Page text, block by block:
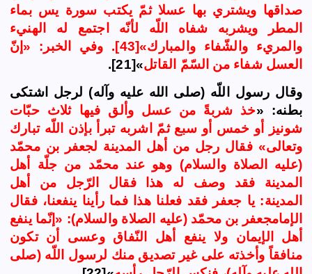
صداقها ويشتري بها عسلا ثمّ يكتب سورة يس بماء
المطر ويشربه شفاه اللّه لأنّه اجتمع له الهني‏ء
والمري‏ء والشّفاء والمبارك»[43]. وفي الخبر: «إنّ
العسل شفاء من السّمّ القاتل»[21].
وقال رسول اللّه (صلى الله عليه وآله) لرجل اشتكى
بطنه: «خذ شربةً من عسل وألق فيها ثلاث حبّات
شونيز أو خمس أو سبع ثمّ اشربه تبرأ بإذن اللّه تبارك
وتعالى» فقال رجل من أهل المدينة لجعفر بن محمّد
(عليه
الصلاة و السلام) وهو عند محمّد من جلّة أهل
المدينة فقد وصف له هذا فقال الرّجل من أهل
المدينة: يا جعفر فقد فعلنا هذا فما رأينا ينفعنا، فقال
الإمامجعفر بن محمّد (عليه
الصلاة و السلام): «إنّما ينفع
أهل الإيمان ولا ينفع أهل النّفاق وعسى أن تكون
منافقاً وأخذته على غير تصديق منك لرسول اللّه (صلى